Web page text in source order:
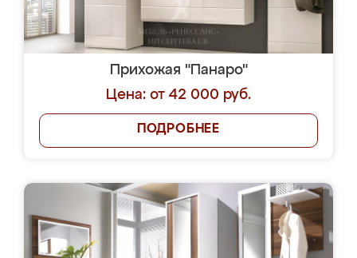
Прихожая "Панаро"
Цена: от 42 000 руб.
ПОДРОБНЕЕ